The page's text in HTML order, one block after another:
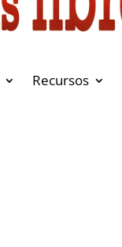
Recursos